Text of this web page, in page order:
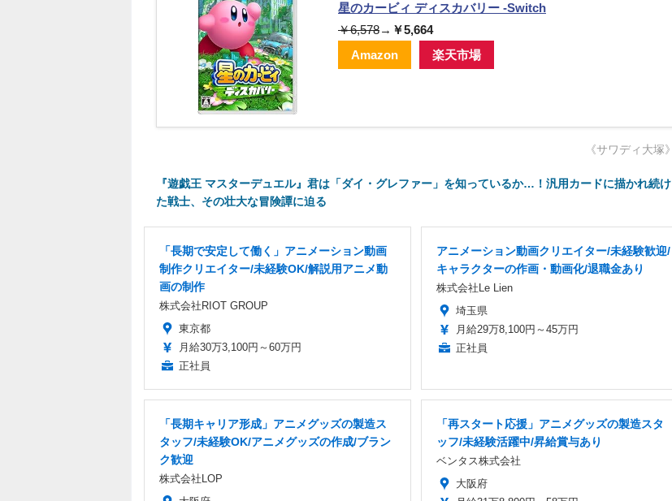
星のカービィ ディスカバリー -Switch
￥6,578→ ￥5,664
Amazon
楽天市場
《サワディ大塚》
​​『遊戯王 マスターデュエル』君は「ダイ・グレファー」を知っているか…！汎用カードに描かれ続け
た戦士、その壮大な冒険譚に迫る
「長期で安定して働く」アニメーション動画
制作クリエイター/未経験OK/解説用アニメ動
画の制作
株式会社RIOT GROUP
東京都
月給30万3,100円～60万円
正社員
アニメーション動画クリエイター/未経験歓迎/
キャラクターの作画・動画化/退職金あり
株式会社Le Lien
埼玉県
月給29万8,100円～45万円
正社員
「長期キャリア形成」アニメグッズの製造ス
タッフ/未経験OK/アニメグッズの作成/ブラン
ク歓迎
株式会社LOP
「再スタート応援」アニメグッズの製造スタ
ッフ/未経験活躍中/昇給賞与あり
ベンタス株式会社
大阪府